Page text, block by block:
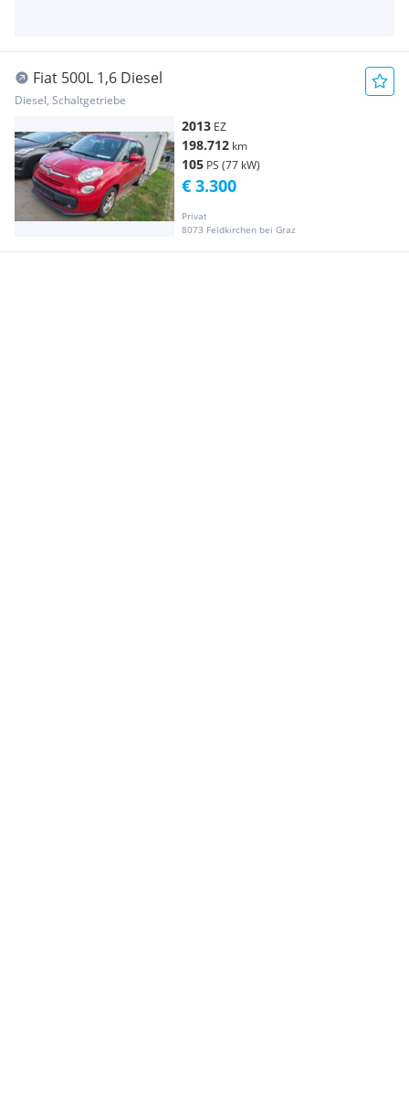
Fiat 500L 1,6 Diesel
Diesel, Schaltgetriebe
2013 EZ
198.712 km
105 PS (77 kW)
Privat
8073 Feldkirchen bei Graz
€ 3.300